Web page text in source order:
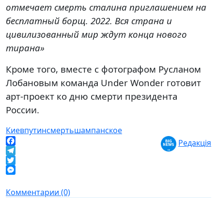
отмечает смерть сталина приглашением на
бесплатный борщ. 2022. Вся страна и
цивилизованный мир ждут конца нового
тирана»
Кроме того, вместе с фотографом Русланом
Лобановым команда Under Wonder готовит
арт-проект ко дню смерти президента
России.
Киевпутинсмертьшампанское
Facebook
Telegram
Twitter
Редакція
Комментарии (0)